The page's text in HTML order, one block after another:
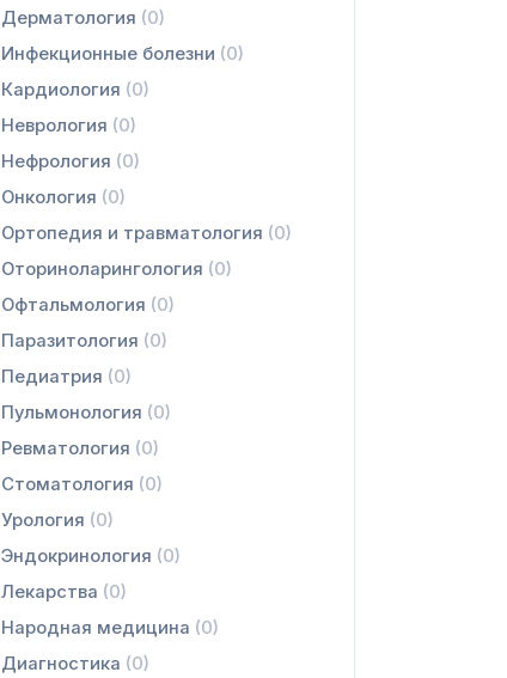
Дерматология (0)
Инфекционные болезни (0)
Кардиология (0)
Неврология (0)
Нефрология (0)
Онкология (0)
Ортопедия и травматология (0)
Оториноларингология (0)
Офтальмология (0)
Паразитология (0)
Педиатрия (0)
Пульмонология (0)
Ревматология (0)
Стоматология (0)
Урология (0)
Эндокринология (0)
Лекарства (0)
Народная медицина (0)
Диагностика (0)